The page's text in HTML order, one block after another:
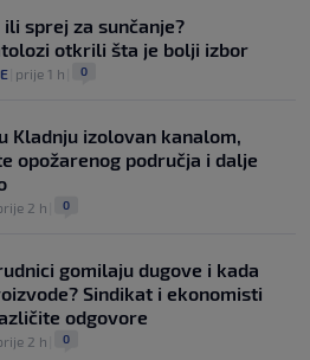
ili sprej za sunčanje?
otkrili šta je bolji izbor
prije 1 h 0
Kladnju izolovan kanalom,
opožarenog područja i dalje
2 h 0
gomilaju dugove i kada
Sindikat i ekonomisti
odgovore
2 h 0